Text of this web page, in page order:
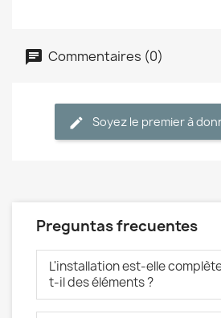
Commentaires (0)
Soyez le premier à
Preguntas frecuentes
L'installation est-elle
t-il des éléments ?